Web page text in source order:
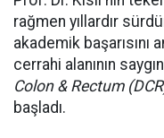
rağmen yıllardır
akademik başarısını
cerrahi alanının
Colon & Rectum
başladı.